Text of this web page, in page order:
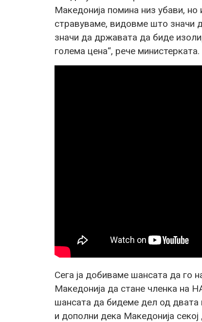
Македонија помина низ убави,
стравуваме, видовме што значи
значи да државата да биде
голема цена“, рече министерката.
Сега ја добиваме шансата да го
Македонија да стане членка на
шансата да бидеме дел од двата
и дополни дека Македонија